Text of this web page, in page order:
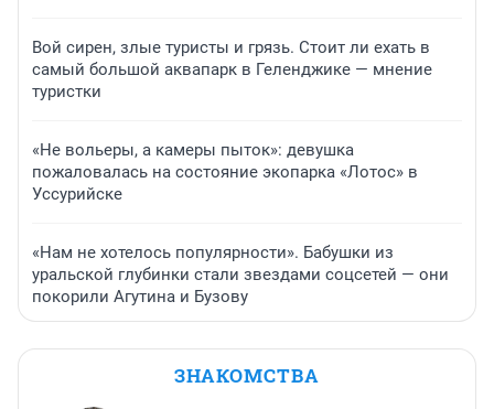
Вой сирен, злые туристы и грязь. Стоит ли ехать в
самый большой аквапарк в Геленджике — мнение
туристки
«Не вольеры, а камеры пыток»: девушка
пожаловалась на состояние экопарка «Лотос» в
Уссурийске
«Нам не хотелось популярности». Бабушки из
уральской глубинки стали звездами соцсетей — они
покорили Агутина и Бузову
ЗНАКОМСТВА